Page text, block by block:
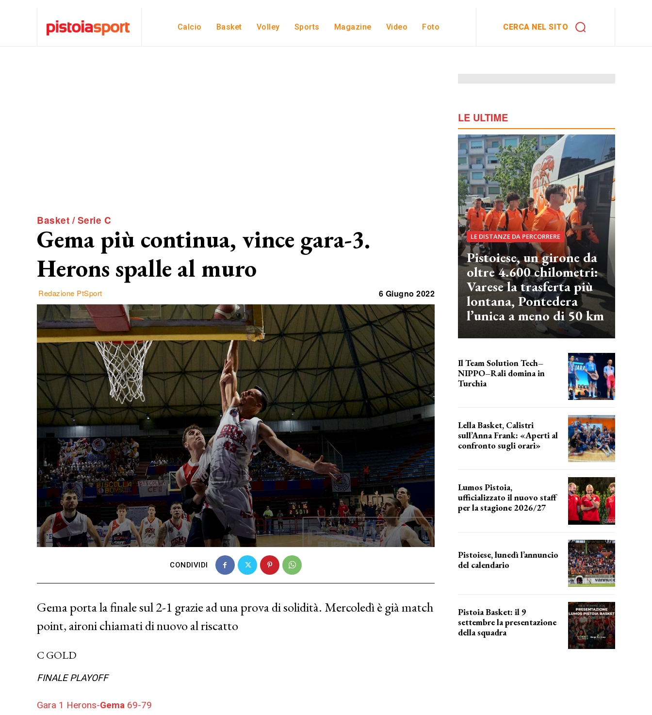
Calcio Basket Volley Sports Magazine Video Foto CERCA NEL SITO
Basket / Serie C
Gema più continua, vince gara-3.
Herons spalle al muro
Redazione PtSport 6 Giugno 2022
CONDIVIDI
Gema porta la finale sul 2-1 grazie ad una prova di solidità. Mercoledì è già match
point, aironi chiamati di nuovo al riscatto
C GOLD
FINALE PLAYOFF
Gara 1 Herons-Gema 69-79
LE ULTIME
LE DISTANZE DA PERCORRERE
Pistoiese, un girone da
oltre 4.600 chilometri:
Varese la trasferta più
lontana, Pontedera
l’unica a meno di 50 km
Il Team Solution Tech–
NIPPO–Rali domina in
Turchia
Lella Basket, Calistri
sull’Anna Frank: «Aperti al
confronto sugli orari»
Lumos Pistoia,
ufficializzato il nuovo staff
per la stagione 2026/27
Pistoiese, lunedì l’annuncio
del calendario
Pistoia Basket: il 9
settembre la presentazione
della squadra